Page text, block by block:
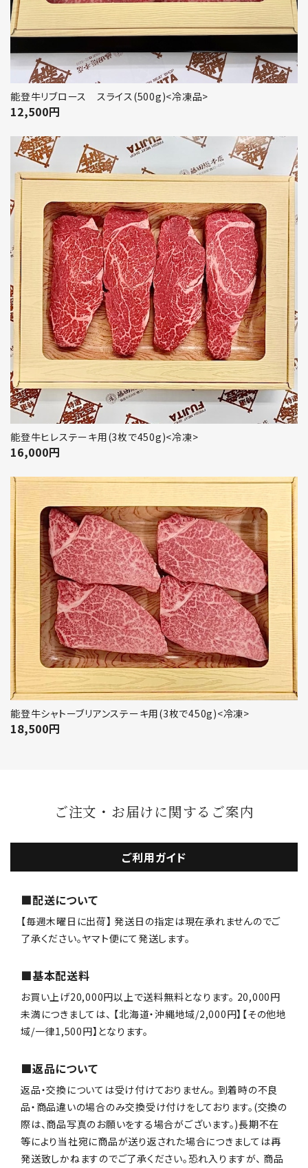
能登牛リブロース スライス(500g)<冷凍品>
12,500円
能登牛ヒレステーキ用(3枚で450g)<冷凍>
16,000円
能登牛シャトーブリアンステーキ用(3枚で450g)<冷凍>
18,500円
ご注文・お届けに関するご案内
ご利用ガイド
■配送について
【毎週木曜日に出荷】 発送日の指定は現在承れませんのでご
了承ください。ヤマト便にて発送します。
■基本配送料
お買い上げ20,000円以上で送料無料となります。 20,000円
未満につきましては、 【北海道・沖縄地域/2,000円】【その他地
域/一律1,500円】となります。
■返品について
返品・交換については受け付けておりません。 到着時の不良
品・商品違いの場合のみ交換受け付けをしております。(交換の
際は、商品写真のお願いをする場合がございます。)長期不在
等により当社宛に商品が送り返された場合につきましては再
発送致しかねますのでご了承ください。恐れ入りますが、 商品